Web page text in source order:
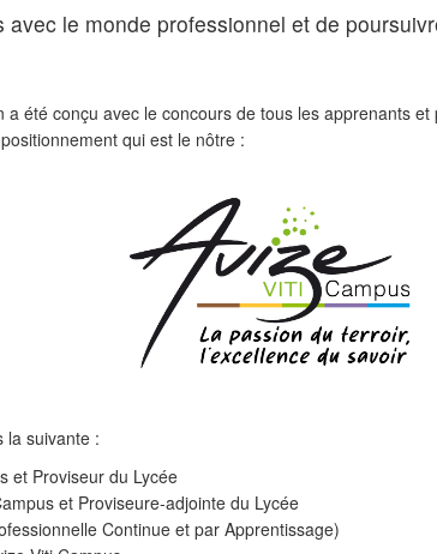
le monde professionnel et de
été conçu avec le concours de tous les apprenants
qui est le nôtre :
la suivante :
et Proviseur du Lycée
et Proviseure-adjointe du Lycée
Continue et par Apprentissage)